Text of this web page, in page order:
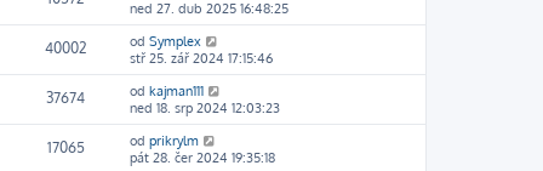
ned 27. dub 2025 16:48:25
40002 od Symplex
stř 25. zář 2024 17:15:46
37674 od kajman111
ned 18. srp 2024 12:03:23
17065 od prikrylm
pát 28. čer 2024 19:35:18